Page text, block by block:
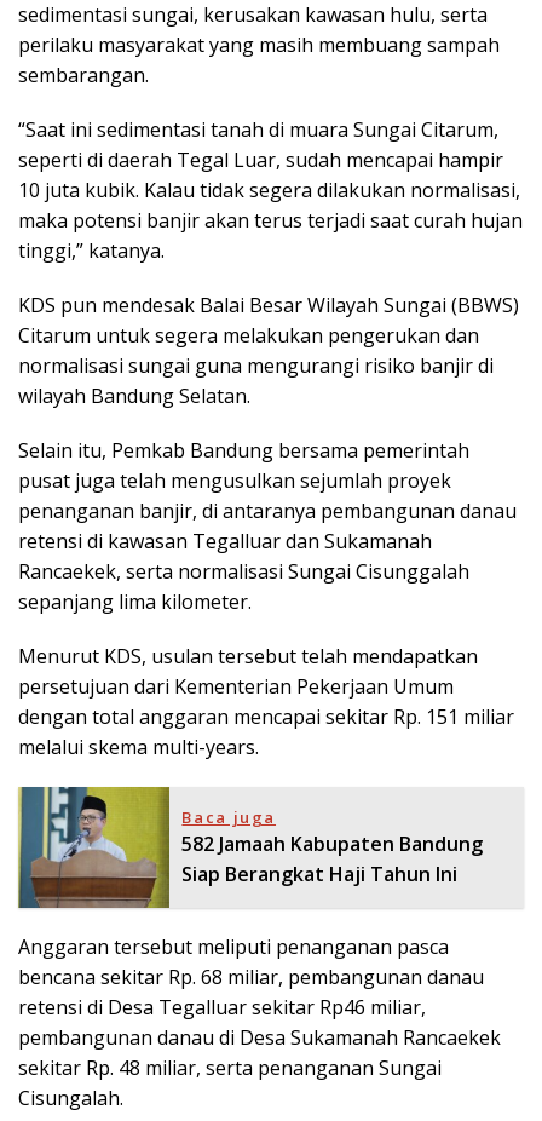
sedimentasi sungai, kerusakan kawasan hulu, serta
perilaku masyarakat yang masih membuang sampah
sembarangan.
“Saat ini sedimentasi tanah di muara Sungai Citarum,
seperti di daerah Tegal Luar, sudah mencapai hampir
10 juta kubik. Kalau tidak segera dilakukan normalisasi,
maka potensi banjir akan terus terjadi saat curah hujan
tinggi,” katanya.
KDS pun mendesak Balai Besar Wilayah Sungai (BBWS)
Citarum untuk segera melakukan pengerukan dan
normalisasi sungai guna mengurangi risiko banjir di
wilayah Bandung Selatan.
Selain itu, Pemkab Bandung bersama pemerintah
pusat juga telah mengusulkan sejumlah proyek
penanganan banjir, di antaranya pembangunan danau
retensi di kawasan Tegalluar dan Sukamanah
Rancaekek, serta normalisasi Sungai Cisunggalah
sepanjang lima kilometer.
Menurut KDS, usulan tersebut telah mendapatkan
persetujuan dari Kementerian Pekerjaan Umum
dengan total anggaran mencapai sekitar Rp. 151 miliar
melalui skema multi-years.
Baca juga
582 Jamaah Kabupaten Bandung
Siap Berangkat Haji Tahun Ini
Anggaran tersebut meliputi penanganan pasca
bencana sekitar Rp. 68 miliar, pembangunan danau
retensi di Desa Tegalluar sekitar Rp46 miliar,
pembangunan danau di Desa Sukamanah Rancaekek
sekitar Rp. 48 miliar, serta penanganan Sungai
Cisungalah.